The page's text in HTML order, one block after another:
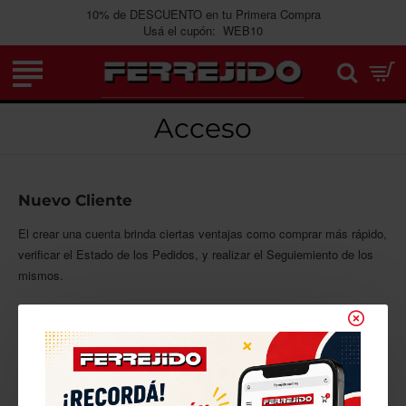
10% de DESCUENTO en tu Primera Compra
Usá el cupón: WEB10
Acceso
Nuevo Cliente
El crear una cuenta brinda ciertas ventajas como comprar más rápido,
verificar el Estado de los Pedidos, y realizar el Seguiemiento de los
mismos.
CONTINUAR